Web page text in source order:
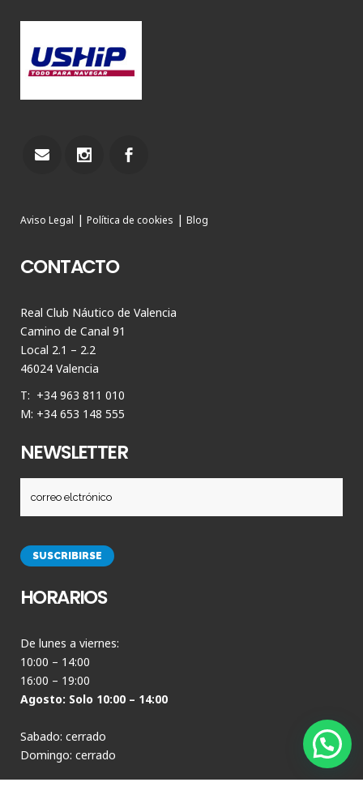
Aviso Legal | Política de cookies | Blog
CONTACTO
Real Club Náutico de Valencia
Camino de Canal 91
Local 2.1 – 2.2
46024 Valencia
T: +34 963 811 010
M: +34 653 148 555
NEWSLETTER
HORARIOS
De lunes a viernes:
10:00 – 14:00
16:00 – 19:00
Agosto: Solo 10:00 – 14:00
Sabado: cerrado
Domingo: cerrado